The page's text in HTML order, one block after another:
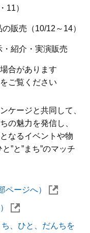
11）
販売（10/12～14）
紹介・実演販売
合があります
ご覧ください
ケージと共同して、
の魅力を発信し、
なるイベントや物
”と”まち”のマッチ
ページへ）
、ひと、だんちを